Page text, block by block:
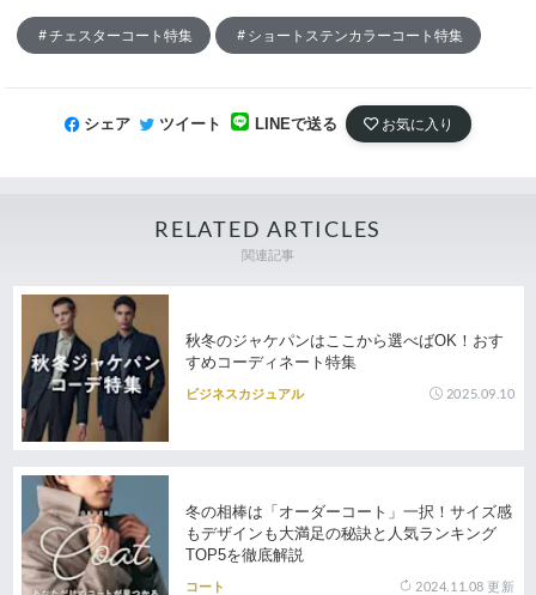
チェスターコート特集 ショートステンカラーコート特集
シェア ツイート LINEで送る お気に入り
RELATED ARTICLES
関連記事
秋冬のジャケパンはここから選べばOK！おす
すめコーディネート特集
ビジネスカジュアル 2025.09.10
冬の相棒は「オーダーコート」一択！サイズ感
もデザインも大満足の秘訣と人気ランキング
TOP5を徹底解説
コート 2024.11.08 更新